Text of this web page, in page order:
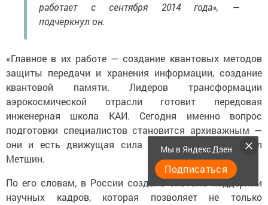
работает с сентября 2014 года», —
подчеркнул он.
«Главное в их работе — создание квантовых методов
защиты передачи и хранения информации, создание
квантовой памяти. Лидеров трансформации
аэрокосмической отрасли готовит передовая
инженерная школа КАИ. Сегодня именно вопрос
подготовки специалистов становится архиважным —
они и есть движущая сила изменений», — добавил
Метшин.
По его словам, в России создана система поддержки
научных кадров, которая позволяет не только
Мы в Яндекс Дзен
Подписаться